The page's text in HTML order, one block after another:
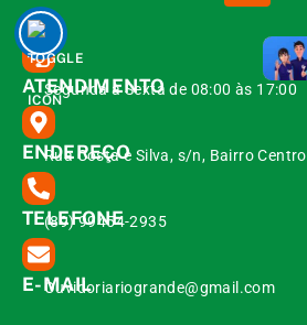
ATENDIMENTO
Segunda à Sexta de 08:00 às 17:00
ENDEREÇO
Rua Costa e Silva, s/n, Bairro Centro
TELEFONE
(89) 99454-2935
E-MAIL
Ouvidoriariogrande@gmail.com